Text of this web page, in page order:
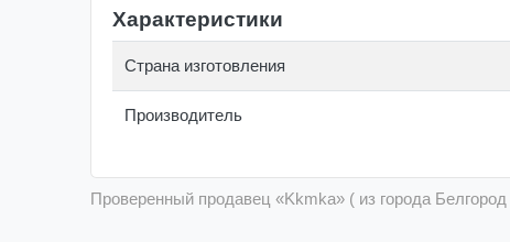
Характеристики
Страна изготовления
Производитель
Проверенный продавец «Kkmka» ( из города